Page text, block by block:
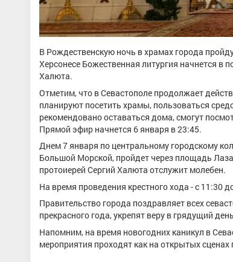
В Рождественскую ночь в храмах города
Херсонесе Божественная литургия начнется в
Халюта.
Отметим, что в Севастополе продолжает
планируют посетить храмы, пользоваться
рекомендовано оставаться дома, смогут
Прямой эфир начнется 6 января в 23:45.
Днем 7 января по центральному городскому
Большой Морской, пройдет через площадь
протоиерей Сергий Халюта отслужит молебен.
На время проведения крестного хода - с 11:30
Правительство города поздравляет всех
прекрасного года, укрепят веру в грядущий
Напомним, на время новогодних каникул в
мероприятия проходят как на открытых